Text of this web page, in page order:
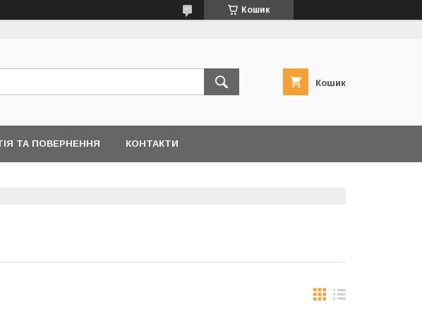
Кошик
Кошик
ТА ПОВЕРНЕННЯ КОНТАКТИ